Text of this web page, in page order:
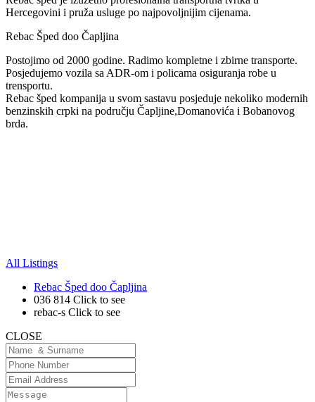
Hercegovini i pruža usluge po najpovoljnijim cijenama.
Rebac Šped doo Čapljina
Postojimo od 2000 godine. Radimo kompletne i zbirne transporte.
Posjedujemo vozila sa ADR-om i policama osiguranja robe u
trensportu.
Rebac šped kompanija u svom sastavu posjeduje nekoliko modernih
benzinskih crpki na području Čapljine,Domanovića i Bobanovog
brda.
All Listings
Rebac Šped doo Čapljina
036 814 Click to see
rebac-s Click to see
CLOSE